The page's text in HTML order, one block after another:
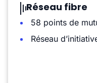
Réseau fibre
58 points de
Réseau